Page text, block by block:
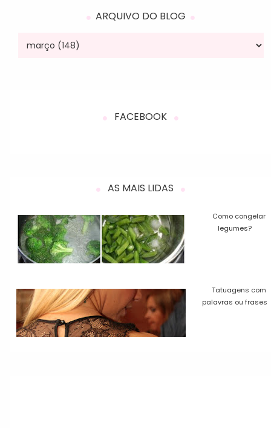
ARQUIVO DO BLOG
FACEBOOK
AS MAIS LIDAS
Como congelar
legumes?
Tatuagens com
palavras ou frases